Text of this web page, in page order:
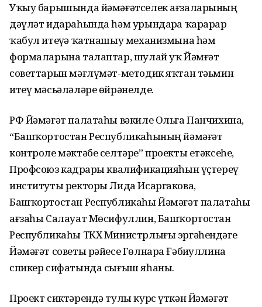
Уҡыу барышында йәмәғәтселек ағзаларының
дәүләт идараһында һәм урындарҙа ҡарарҙар
ҡабул итеүҙә ҡатнашыу механизмына һәм
формаларына талаптар, шулай уҡ Йәмғәт
советтарын мәғлүмәт-методик яҡтан тәьмин
итеү мәсьәләләре өйрәнелде.
РФ Йәмәғәт палатаһы вәкиле Ольга Панчихина,
“Башҡортостан Республикаһының йәмәғәт
контроле мәктәбе селтәре” проекты етәксеһе,
Профсоюз кадрҙары квалификацияһын үҫтереү
институты ректоры Лида Исаргакова,
Башҡортостан Республикаһы Йәмәғәт палатаһы
ағзаһы Салауат Мөсифуллин, Башҡортостан
Республикаһы ТКХ Министрлығы эргәһендәге
Йәмәғәт советы рәйесе Гөлнара Ғәбиҙуллина
спикер сифатында сығыш яһаны.
Проект сиктәрендә тулы курс үткән Йәмәғәт